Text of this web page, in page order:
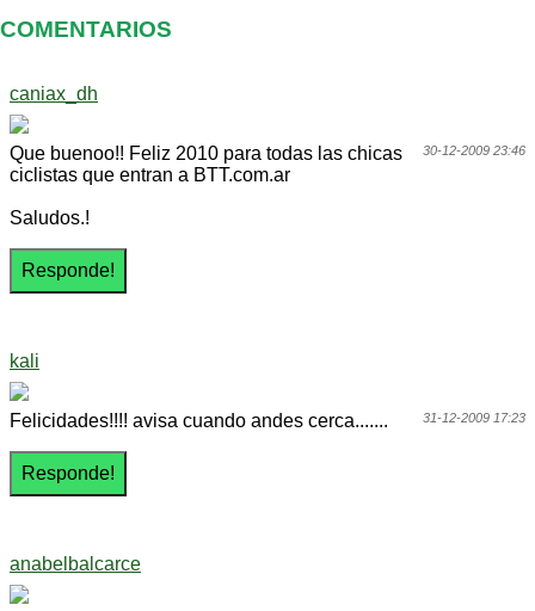
COMENTARIOS
caniax_dh
30-12-2009 23:46
Que buenoo!! Feliz 2010 para todas las chicas
ciclistas que entran a BTT.com.ar
Saludos.!
kali
31-12-2009 17:23
Felicidades!!!! avisa cuando andes cerca.......
anabelbalcarce